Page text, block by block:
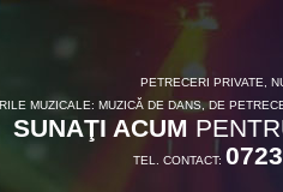
PETRECERI PRIVATE,
MUZICALE: MUZICĂ DE DANS, DE
SUNAŢI ACUM
TEL. CONTACT: